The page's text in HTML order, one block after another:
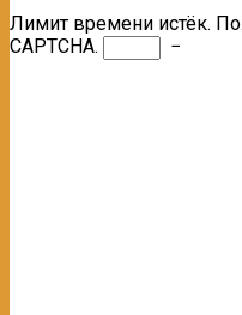
Лимит времени истёк.
CAPTCHA.
−